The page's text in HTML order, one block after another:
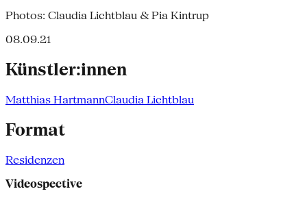
Photos: Claudia Lichtblau & Pia Kintrup
08.09.21
Künstler:innen
Matthias HartmannClaudia Lichtblau
Format
Residenzen
Videospective